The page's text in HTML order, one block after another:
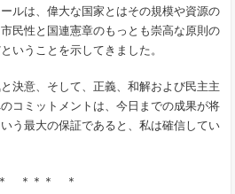
ルは、偉大な国家とはその規模や資源の
民性と国連憲章のもっとも崇高な原則の
いうことを示してきました。
決意、そして、正義、和解および民主主
コミットメントは、今日までの成果が将
う最大の保証であると、私は確信してい
＊ ＊＊＊ ＊